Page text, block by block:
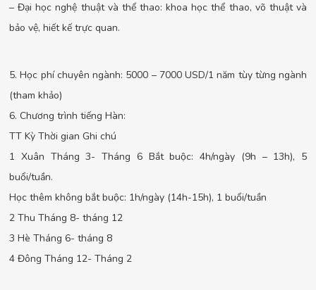
– Đại học nghệ thuật và thể thao: khoa học thể thao, võ thuật và
bảo vệ, hiết kế trực quan.
5. Học phí chuyên ngành: 5000 – 7000 USD/1 năm tùy từng ngành
(tham khảo)
6. Chương trình tiếng Hàn:
TT Kỳ Thời gian Ghi chú
1 Xuân Tháng 3- Tháng 6 Bắt buộc: 4h/ngày (9h – 13h), 5
buổi/tuần.
Học thêm không bắt buộc: 1h/ngày (14h-15h), 1 buổi/tuần
2 Thu Tháng 8- tháng 12
3 Hè Tháng 6- tháng 8
4 Đông Tháng 12- Tháng 2